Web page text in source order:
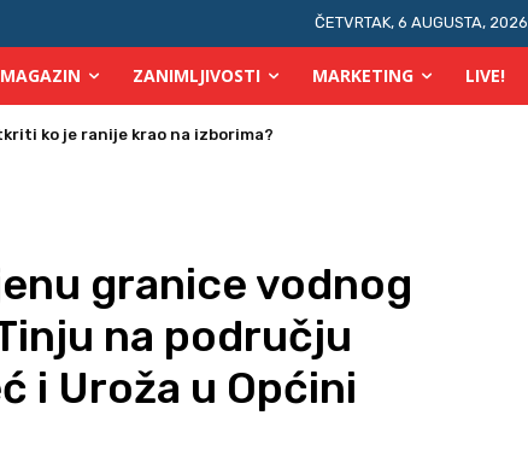
ČETVRTAK, 6 AUGUSTA, 2026
MAGAZIN ZANIMLJIVOSTI MARKETING LIVE!
ko je ranije krao na izborima?
za osobe s invaliditetom
granice vodnog
na području
i Uroža u Općini